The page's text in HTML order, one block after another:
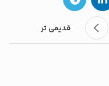
قدیمی تر